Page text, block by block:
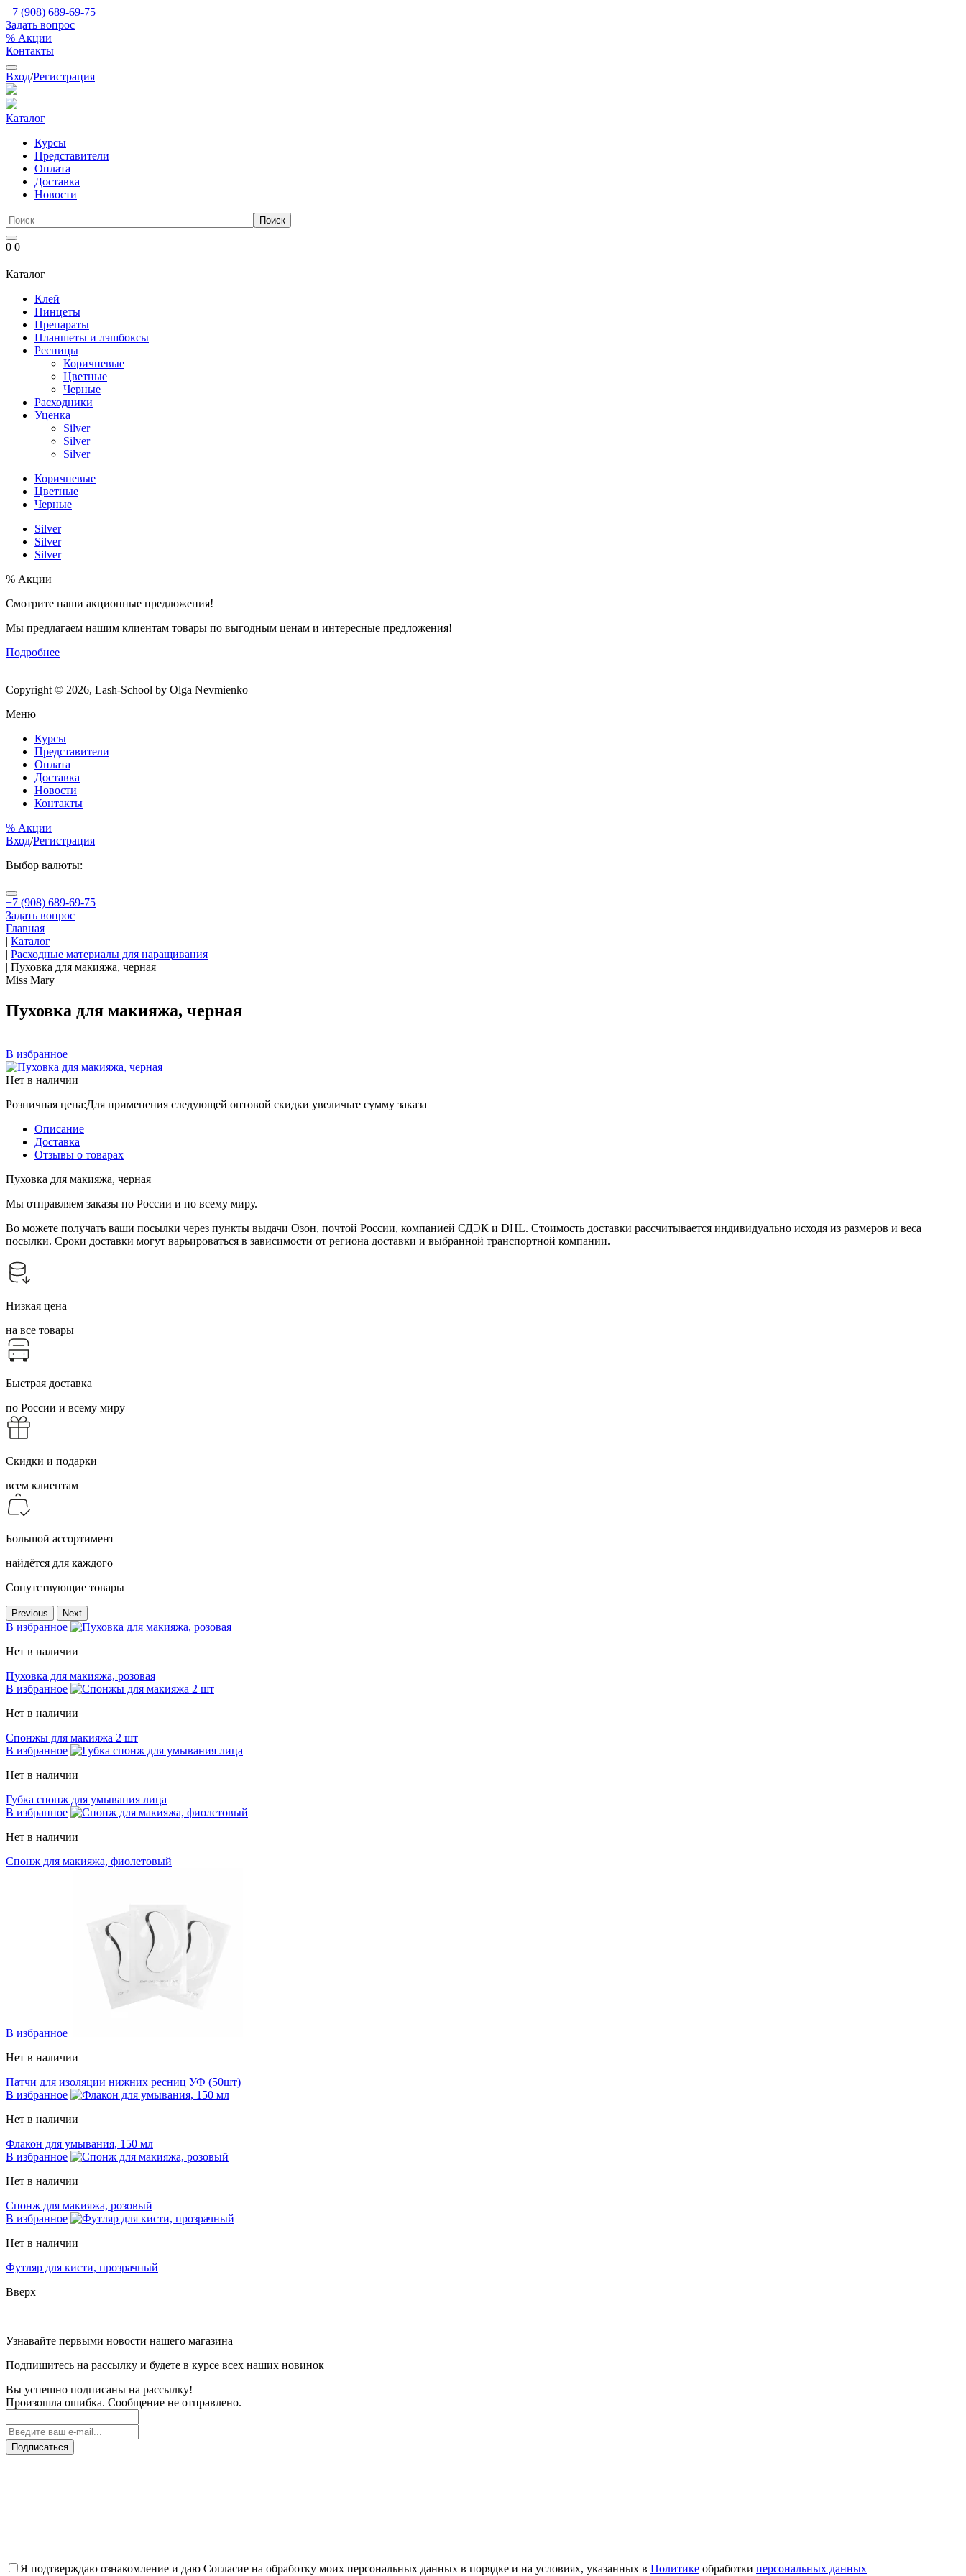
+7 (908) 689-69-75
Задать вопрос
% Акции
Контакты
Вход/Регистрация
Каталог
Курсы
Представители
Оплата
Доставка
Новости
0 0
Каталог
Клей
Пинцеты
Препараты
Планшеты и лэшбоксы
Ресницы
Коричневые
Цветные
Черные
Расходники
Уценка
Silver
Silver
Silver
Коричневые
Цветные
Черные
Silver
Silver
Silver
% Акции
Смотрите наши акционные предложения!
Мы предлагаем нашим клиентам товары по выгодным ценам и интересные предложения!
Подробнее
Copyright © 2026, Lash-School by Olga Nevmienko
Меню
Курсы
Представители
Оплата
Доставка
Новости
Контакты
% Акции
Вход/Регистрация
Выбор валюты:
+7 (908) 689-69-75
Задать вопрос
Главная
| Каталог
| Расходные материалы для наращивания
| Пуховка для макияжа, черная
Miss Mary
Пуховка для макияжа, черная
В избранное
Нет в наличии
Розничная цена:Для применения следующей оптовой скидки увеличьте сумму заказа
Описание
Доставка
Отзывы о товарах
Пуховка для макияжа, черная
Мы отправляем заказы по России и по всему миру.
Во можете получать ваши посылки через пункты выдачи Озон, почтой России, компанией СДЭК и DHL. Стоимость доставки рассчитывается индивидуально исходя из размеров и веса
посылки. Сроки доставки могут варьироваться в зависимости от региона доставки и выбранной транспортной компании.
Низкая цена
на все товары
Быстрая доставка
по России и всему миру
Скидки и подарки
всем клиентам
Большой ассортимент
найдётся для каждого
Сопутствующие товары
Previous Next
В избранное
Нет в наличии
Пуховка для макияжа, розовая
В избранное
Нет в наличии
Спонжы для макияжа 2 шт
В избранное
Нет в наличии
Губка спонж для умывания лица
В избранное
Нет в наличии
Спонж для макияжа, фиолетовый
В избранное
Нет в наличии
Патчи для изоляции нижних ресниц УФ (50шт)
В избранное
Нет в наличии
Флакон для умывания, 150 мл
В избранное
Нет в наличии
Спонж для макияжа, розовый
В избранное
Нет в наличии
Футляр для кисти, прозрачный
Вверх
Узнавайте первыми новости нашего магазина
Подпишитесь на рассылку и будете в курсе всех наших новинок
Вы успешно подписаны на рассылку!
Произошла ошибка. Сообщение не отправлено.
Подписаться
Я подтверждаю ознакомление и даю Согласие на обработку моих персональных данных в порядке и на условиях, указанных в Политике обработки персональных данных